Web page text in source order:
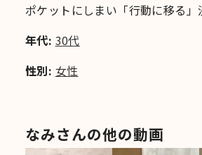
ポケットにしまい「行動に移る
年代: 30代
性別: 女性
なみさんの他の動画